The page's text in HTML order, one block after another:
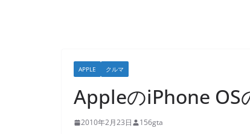
APPLE クルマ
AppleのiPhone OS
2010年2月23日 156gta